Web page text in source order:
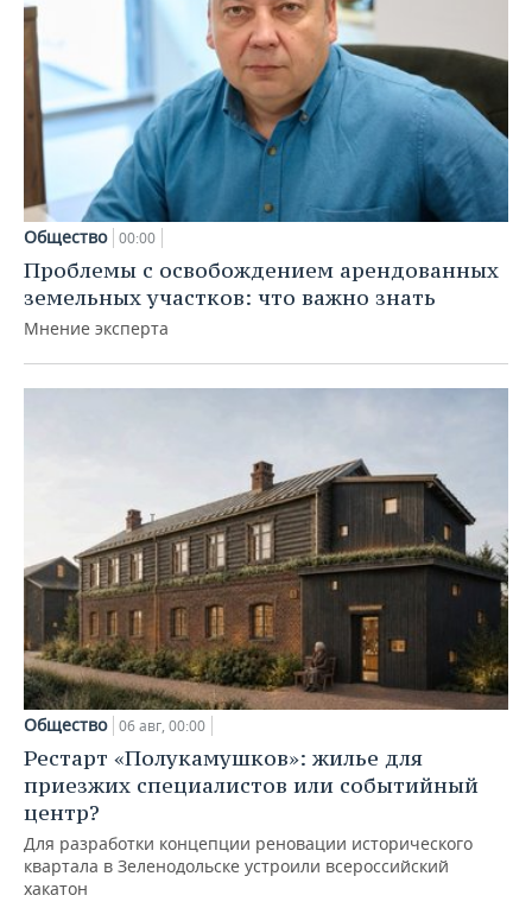
Общество 00:00
Проблемы с освобождением арендованных
земельных участков: что важно знать
Мнение эксперта
Общество 06 авг, 00:00
Рестарт «Полукамушков»: жилье для
приезжих специалистов или событийный
центр?
Для разработки концепции реновации исторического
квартала в Зеленодольске устроили всероссийский
хакатон